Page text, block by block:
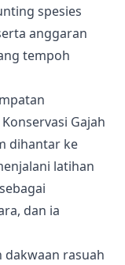
spesies
anggaran
tempoh
Gajah
dihantar ke
latihan
dan ia
dakwaan rasuah